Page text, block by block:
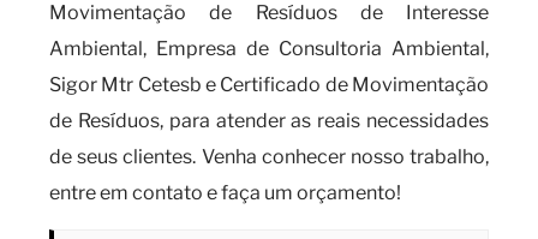
Movimentação de Resíduos de Interesse
Ambiental, Empresa de Consultoria Ambiental,
Sigor Mtr Cetesb e Certificado de Movimentação
de Resíduos, para atender as reais necessidades
de seus clientes. Venha conhecer nosso trabalho,
entre em contato e faça um orçamento!